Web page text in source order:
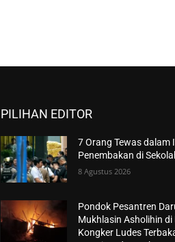
PILIHAN EDITOR
7 Orang Tewas dalam
Penembakan di
8 Agustus 2026
Pondok Pesantren
Mukhlasin Asholihin di
Kongker Ludes